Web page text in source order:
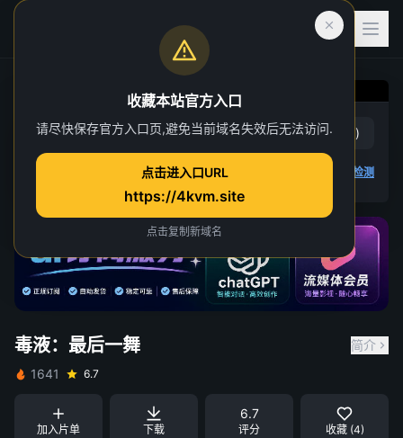
请先登录并开通VIP会员
重试 关闭
毒液：最后一舞 赞(1) 踩 )
4K 视频无法播放 播放检测
毒液：最后一舞
简介
1641
6.7
加入片单 下载
6.7
评分 收藏 (4)
收藏本站官方入口
请尽快保存官方入口页,避免当前域名失效后无法访问.
点击进入口URL
https://4kvm.site
点击复制新域名